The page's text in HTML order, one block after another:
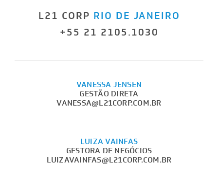
L21 CORP RIO DE JANEIRO
+55 21 2105.1030
VANESSA JENSEN
GESTÃO DIRETA
VANESSA@L21CORP.COM.BR
LUIZA VAINFAS
GESTORA DE NEGÓCIOS
LUIZAVAINFAS@L21CORP.COM.BR